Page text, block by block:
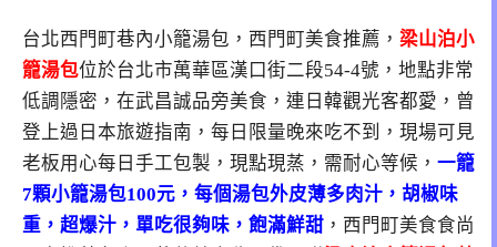
台北西門町巷內小籠湯包，西門町美食推薦， 梁山泊小
籠湯包位於台北市萬華區漢口街二段54-4號 ，地點非常
低調隱密，在武昌誠品旁美食，連日韓觀光客都愛，曾
登上過日本旅遊指南，每日限量晚來吃不到，現場可見
老板用心每日手工包製，現點現蒸，需耐心等候， 一籠
7顆小籠湯包100元，每個湯包外皮薄多肉汁，胡椒味
重，超爆汁， 單吃很夠味 ，飽滿鮮甜 ，西門町美食食尚